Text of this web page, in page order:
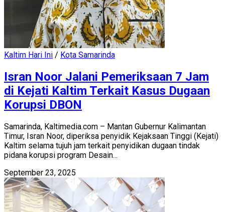
Kaltim Hari Ini / Kota Samarinda
Isran Noor Jalani Pemeriksaan 7 Jam
di Kejati Kaltim Terkait Kasus Dugaan
Korupsi DBON
Samarinda, Kaltimedia.com – Mantan Gubernur Kalimantan
Timur, Isran Noor, diperiksa penyidik Kejaksaan Tinggi (Kejati)
Kaltim selama tujuh jam terkait penyidikan dugaan tindak
pidana korupsi program Desain...
September 23, 2025